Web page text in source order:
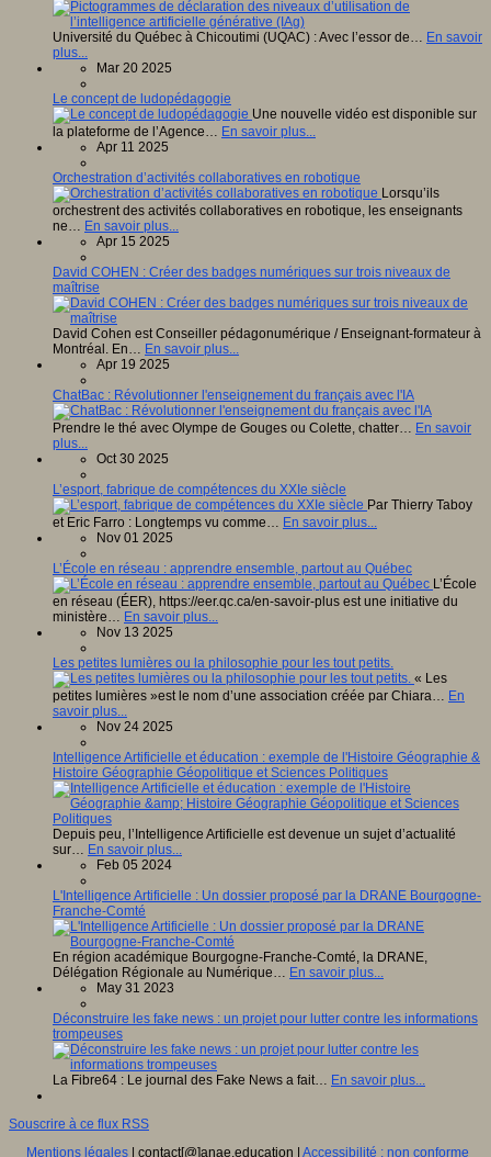
Université du Québec à Chicoutimi (UQAC) : Avec l’essor de… En savoir
plus...
Mar 20 2025
Le concept de ludopédagogie
Une nouvelle vidéo est disponible sur
la plateforme de l’Agence… En savoir plus...
Apr 11 2025
Orchestration d’activités collaboratives en robotique
Lorsqu’ils
orchestrent des activités collaboratives en robotique, les enseignants
ne… En savoir plus...
Apr 15 2025
David COHEN : Créer des badges numériques sur trois niveaux de
maîtrise
David Cohen est Conseiller pédagonumérique / Enseignant-formateur à
Montréal. En… En savoir plus...
Apr 19 2025
ChatBac : Révolutionner l'enseignement du français avec l'IA
Prendre le thé avec Olympe de Gouges ou Colette, chatter… En savoir
plus...
Oct 30 2025
L’esport, fabrique de compétences du XXIe siècle
Par Thierry Taboy
et Eric Farro : Longtemps vu comme… En savoir plus...
Nov 01 2025
L’École en réseau : apprendre ensemble, partout au Québec
L’École
en réseau (ÉER), https://eer.qc.ca/en-savoir-plus est une initiative du
ministère… En savoir plus...
Nov 13 2025
Les petites lumières ou la philosophie pour les tout petits.
« Les
petites lumières »est le nom d’une association créée par Chiara… En
savoir plus...
Nov 24 2025
Intelligence Artificielle et éducation : exemple de l'Histoire Géographie &
Histoire Géographie Géopolitique et Sciences Politiques
Depuis peu, l’Intelligence Artificielle est devenue un sujet d’actualité
sur… En savoir plus...
Feb 05 2024
L'Intelligence Artificielle : Un dossier proposé par la DRANE Bourgogne-
Franche-Comté
En région académique Bourgogne-Franche-Comté, la DRANE,
Délégation Régionale au Numérique… En savoir plus...
May 31 2023
Déconstruire les fake news : un projet pour lutter contre les informations
trompeuses
La Fibre64 : Le journal des Fake News a fait… En savoir plus...
Souscrire à ce flux RSS
Mentions légales| contact[@]anae.education | Accessibilité : non conforme